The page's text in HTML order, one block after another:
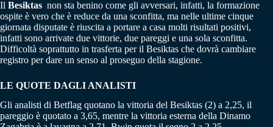
Il Besiktas non sta benino come gli avversari, infatti, la formazione
ospite è vero che è reduce da una sconfitta, ma nelle ultime cinque
giornata disputate è riuscita a portare a casa molti risultati positivi,
infatti sono arrivate due vittorie, due pareggi e una sola sconfitta.
Difficoltà soprattutto in trasferta per il Besiktas che dovrà cambiare
registro per dare un senso al proseguo della stagione.
LE QUOTE DAGLI ANALISTI
Gli analisti di Betflag quotano la vittoria del Besiktas (2) a 2,25, il
pareggio è quotato a 3,65, mentre la vittoria esterna della Dinamo